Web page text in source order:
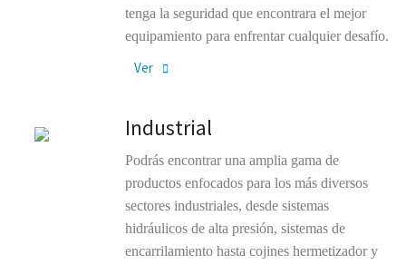
tenga la seguridad que encontrara el mejor
equipamiento para enfrentar cualquier desafío.
Ver
Industrial
Podrás encontrar una amplia gama de
productos enfocados para los más diversos
sectores industriales, desde sistemas
hidráulicos de alta presión, sistemas de
encarrilamiento hasta cojines hermetizador y